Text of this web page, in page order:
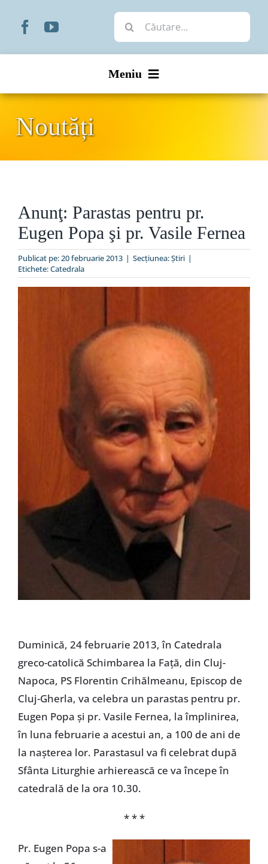
Cautare...
Meniu
Organizare
Liturgic
Special
Noutăți
Anunţ: Parastas pentru pr.
Eugen Popa şi pr. Vasile Fernea
Publicat pe: 20 februarie 2013 | Secțiunea:Ştiri |
Etichete:Catedrala
Duminică, 24 februarie 2013, în Catedrala
greco-catolică Schimbarea la Faţă, din Cluj-
Napoca, PS Florentin Crihălmeanu, Episcop de
Cluj-Gherla, va celebra un parastas pentru pr.
Eugen Popa şi pr. Vasile Fernea, la împlinirea,
în luna februarie a acestui an, a 100 de ani de
la naşterea lor. Parastasul va fi celebrat după
Sfânta Liturghie arhierească ce va începe în
catedrală de la ora 10.30.
* * *
Pr. Eugen Popa s-a